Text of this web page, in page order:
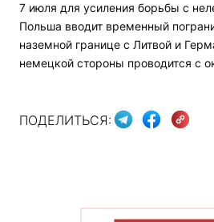
7 июля для усиления борьбы с
Польша вводит временный
наземной границе с Литвой и
немецкой стороны проводится с
ПОДЕЛИТЬСЯ: